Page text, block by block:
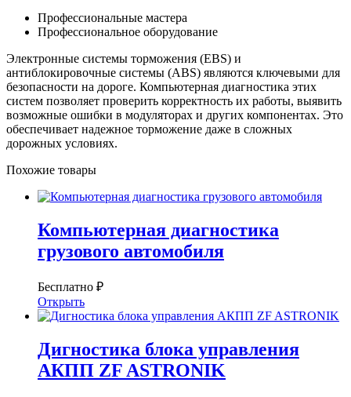
Профессиональные мастера
Профессиональное оборудование
Электронные системы торможения (EBS) и
антиблокировочные системы (ABS) являются ключевыми для
безопасности на дороге. Компьютерная диагностика этих
систем позволяет проверить корректность их работы, выявить
возможные ошибки в модуляторах и других компонентах. Это
обеспечивает надежное торможение даже в сложных
дорожных условиях.
Похожие товары
Компьютерная диагностика
грузового автомобиля
Бесплатно ₽
Открыть
Дигностика блока управления
АКПП ZF ASTRONIK